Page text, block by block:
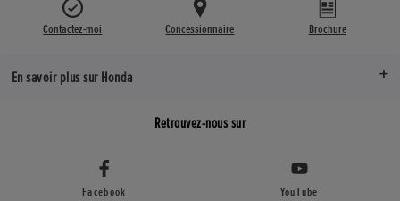
Contactez-moi Concessionnaire Brochure
En savoir plus sur Honda
Retrouvez-nous sur
Facebook YouTube